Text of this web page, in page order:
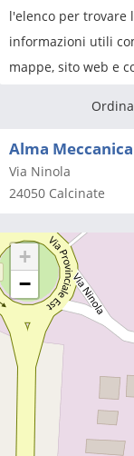
l'elenco per trovare
informazioni utili
mappe, sito web e
Via Ninola
24050 Calcinate
+
−